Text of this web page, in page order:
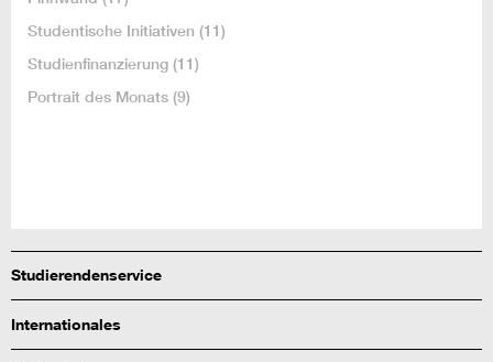
Studentische Initiativen (11)
Studienfinanzierung (11)
Portrait des Monats (9)
Studierendenservice
Internationales